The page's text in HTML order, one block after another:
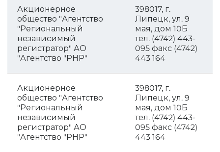
Акционерное
общество "Агентство
"Региональный
независимый
регистратор" АО
"Агентство "РНР"
398017, г.
Липецк, ул. 9
мая, дом 10Б
тел. (4742) 443-
095 факс (4742)
443 164
Акционерное
общество "Агентство
"Региональный
независимый
регистратор" АО
"Агентство "РНР"
398017, г.
Липецк, ул. 9
мая, дом 10Б
тел. (4742) 443-
095 факс (4742)
443 164